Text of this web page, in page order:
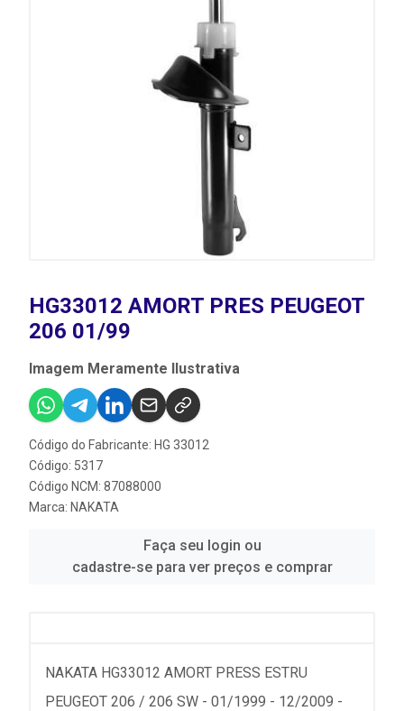
HG33012 AMORT PRES PEUGEOT
206 01/99
Imagem Meramente Ilustrativa
Código do Fabricante: HG 33012
Código: 5317
Código NCM: 87088000
Marca: NAKATA
Faça seu login ou
cadastre-se para ver preços e comprar
NAKATA HG33012 AMORT PRESS ESTRU
PEUGEOT 206 / 206 SW - 01/1999 - 12/2009 -